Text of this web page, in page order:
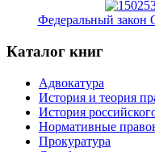
Федеральный закон
Каталог книг
Адвокатура
История и теория
История
Нормативные
Прокуратура